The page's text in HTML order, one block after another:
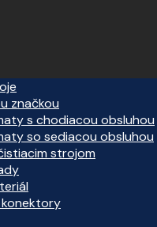
značkou
s chodiacou obsluhou
so sediacou obsluhou
strojom
konektory